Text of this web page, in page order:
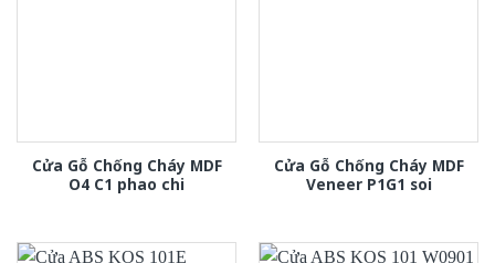
Cửa Gỗ Chống Cháy MDF
O4 C1 phao chi
Cửa Gỗ Chống Cháy MDF
Veneer P1G1 soi